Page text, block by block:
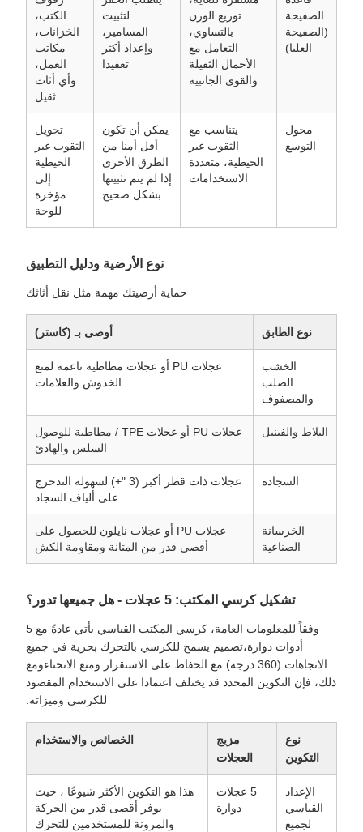
الصفيحة
(الصفيحة
العليا)
توزيع الوزن
بالتساوي،
التعامل مع
الأحمال الثقيلة
والقوى الجانبية
لتثبيت
المسامير،
وإعداد أكثر
تعقيدا
الكتب،
الخزانات،
مكاتب
العمل،
وأي أثاث
ثقيل
محول
التوسع
يتناسب مع
الثقوب غير
الخيطية، متعددة
الاستخدامات
يمكن أن تكون
أقل أمنا من
الطرق الأخرى
إذا لم يتم تثبيتها
بشكل صحيح
تحويل
الثقوب غير
الخيطية
إلى
مؤخرة
للوحة
نوع الأرضية ودليل التطبيق
حماية أرضيتك مهمة مثل نقل أثاثك
نوع الطابق أوصى بـ (كاستر)
الخشب
الصلب
والمصفوف
عجلات PU أو عجلات مطاطية ناعمة لمنع
الخدوش والعلامات
البلاط والفينيل
عجلات PU أو عجلات TPE / مطاطية للوصول
السلس والهادئ
السجادة
عجلات ذات قطر أكبر (3 "+) لسهولة التدحرج
على ألياف السجاد
الخرسانة
الصناعية
عجلات PU أو عجلات نايلون للحصول على
أقصى قدر من المتانة ومقاومة الكش
تشكيل كرسي المكتب: 5 عجلات - هل جميعها تدور؟
وفقاً للمعلومات العامة، كرسي المكتب القياسي يأتي عادةً مع 5
أدوات دوارة،تصميم يسمح للكرسي بالتحرك بحرية في جميع
الاتجاهات (360 درجة) مع الحفاظ على الاستقرار ومنع الانحناءومع
ذلك، فإن التكوين المحدد قد يختلف اعتمادا على الاستخدام المقصود
للكرسي وميزاته.
نوع
التكوين
مزيج
العجلات
الخصائص والاستخدام
الإعداد
القياسي
لجميع
5 عجلات
دوارة
هذا هو التكوين الأكثر شيوعًا ، حيث
يوفر أقصى قدر من الحركة
والمرونة للمستخدمين للتحرك